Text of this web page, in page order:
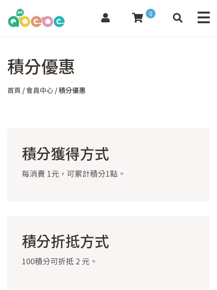
0
積分優惠
首頁 /會員中心 / 積分優惠
積分獲得方式
每消費 1元，可累計積分1點。
積分折抵方式
100積分可折抵 2 元。